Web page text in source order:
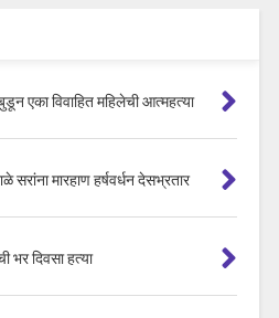
एका विवाहित महिलेची आत्महत्या
सरांना मारहाण हर्षवर्धन देसभ्रतार
दिवसा हत्या